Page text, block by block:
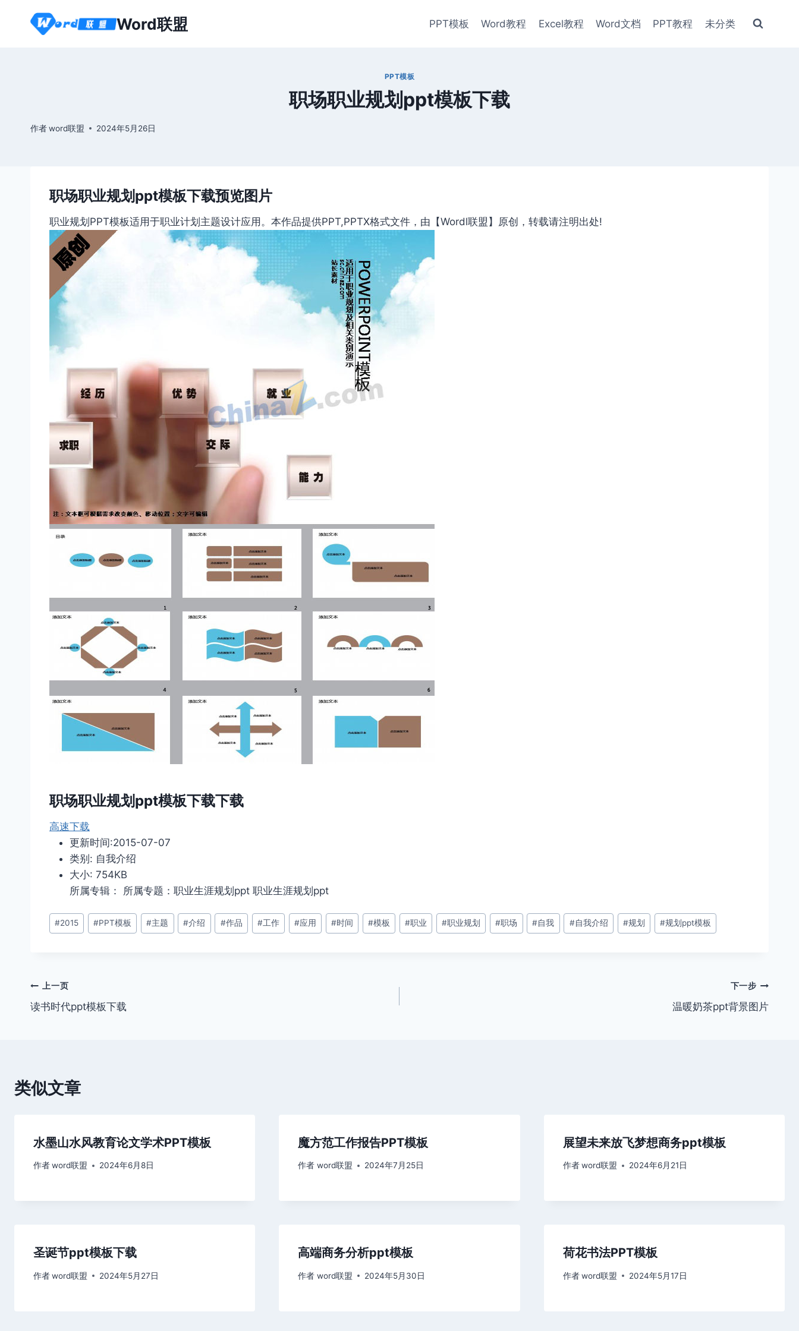
Word联盟 PPT模板 Word教程 Excel教程 Word文档 PPT教程 未分类
PPT模板
职场职业规划ppt模板下载
作者word联盟 2024年5月26日
职场职业规划ppt模板下载预览图片
职业规划PPT模板适用于职业计划主题设计应用。本作品提供PPT,PPTX格式文件，由【Wordl联盟】原创，转载请注明出处!
职场职业规划ppt模板下载下载
高速下载
更新时间:2015-07-07
类别: 自我介绍
大小: 754KB
所属专辑： 所属专题：职业生涯规划ppt 职业生涯规划ppt
文
章
#2015 #PPT模板 #主题 #介绍 #作品 #工作 #应用 #时间 #模板 #职业 #职业规划 #职场 #自我 #自我介绍 #规划 #规划ppt模板
文
章
上一页
读书时代ppt模板下载
下一步
温暖奶茶ppt背景图片
类似文章
水墨山水风教育论文学术PPT模板
作者word联盟 2024年6月8日
魔方范工作报告PPT模板
作者 word联盟 2024年7月25日
展望未来放飞梦想商务ppt模板
作者 word联盟 2024年6月21日
圣诞节ppt模板下载
作者word联盟 2024年5月27日
高端商务分析ppt模板
作者 word联盟 2024年5月30日
荷花书法PPT模板
作者 word联盟 2024年5月17日